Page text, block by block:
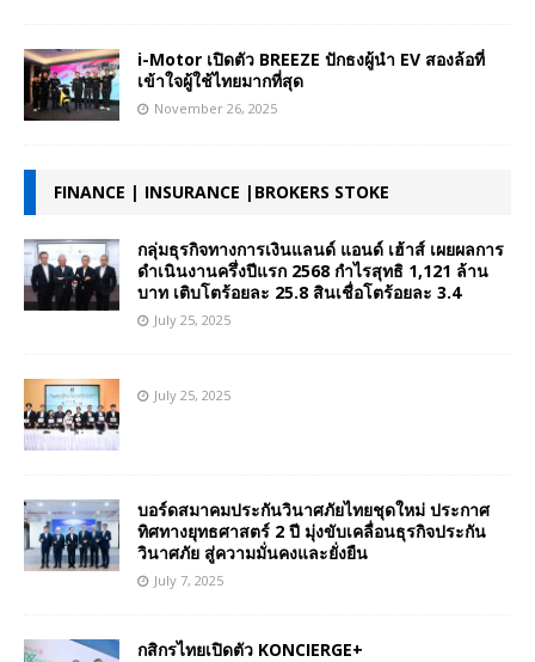
i-Motor เปิดตัว BREEZE ปักธงผู้นำ EV สองล้อที่
เข้าใจผู้ใช้ไทยมากที่สุด
November 26, 2025
FINANCE | INSURANCE |BROKERS STOKE
กลุ่มธุรกิจทางการเงินแลนด์ แอนด์ เฮ้าส์ เผยผลการ
ดำเนินงานครึ่งปีแรก 2568 กำไรสุทธิ 1,121 ล้าน
บาท เติบโตร้อยละ 25.8 สินเชื่อโตร้อยละ 3.4
July 25, 2025
July 25, 2025
บอร์ดสมาคมประกันวินาศภัยไทยชุดใหม่ ประกาศ
ทิศทางยุทธศาสตร์ 2 ปี มุ่งขับเคลื่อนธุรกิจประกัน
วินาศภัย สู่ความมั่นคงและยั่งยืน
July 7, 2025
กสิกรไทยเปิดตัว KONCIERGE+